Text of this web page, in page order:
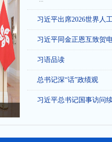
习近平出席2026世界人
习近平同金正恩互致贺
习语品读
总书记深“话”政绩观
习近平总书记国事访问